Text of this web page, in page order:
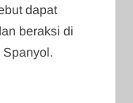
dapat
beraksi di
Spanyol.